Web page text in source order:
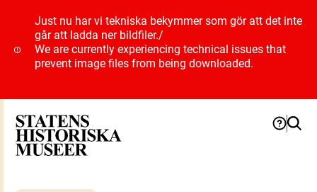
Just nu har vi tekniska bekymmer som gör att det inte
går att ladda ner bildfiler./
We are currently experiencing technical issues that
prevent image files from being downloaded.